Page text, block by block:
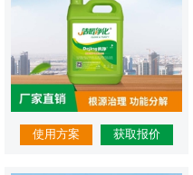
使用方案 获取报价